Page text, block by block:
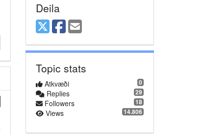
Deila
Topic stats
0
Atkvæði
29
Replies
18
Followers
14.806
Views